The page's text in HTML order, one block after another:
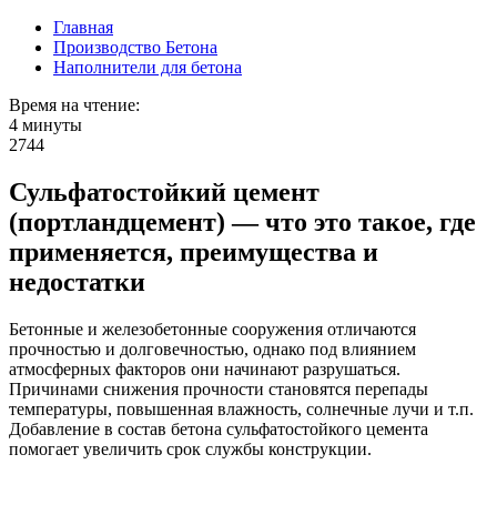
Главная
Производство Бетона
Наполнители для бетона
Время на чтение:
4 минуты
2744
Сульфатостойкий цемент
(портландцемент) — что это такое, где
применяется, преимущества и
недостатки
Бетонные и железобетонные сооружения отличаются
прочностью и долговечностью, однако под влиянием
атмосферных факторов они начинают разрушаться.
Причинами снижения прочности становятся перепады
температуры, повышенная влажность, солнечные лучи и т.п.
Добавление в состав бетона сульфатостойкого цемента
помогает увеличить срок службы конструкции.